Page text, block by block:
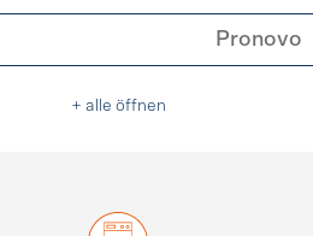
Pronovo
+ alle öffnen